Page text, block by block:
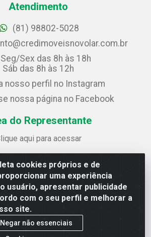
cookies próprios e de
uma experiência
usuário, apresentar publicidade
com o seu perfil e melhorar a
site.
Negar não essenciais
Atendimento
(81) 98802-5028
Seg/Sex das 8h às 18h
Sáb das 8h às 12h
nosso perfil no Instagram
nossa página no Facebook
do Representante
aqui para acessar
Credimóveis Novolar Ltda
430 - Prazeres - Jaboatão dos
/ PE - CEP 54.325-610
09.930.165/0013-70